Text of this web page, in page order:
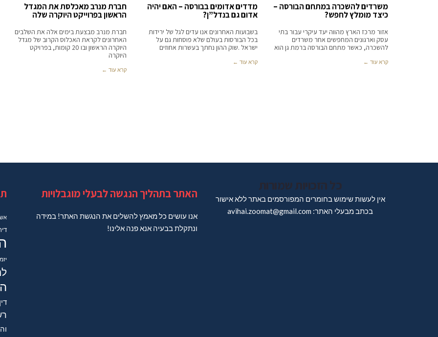
משרדים להשכרה במתחם הבורסה –
כיצד מומלץ לחפש?
אזור מרכז הארץ מהווה יעד עיקרי עבור בתי
עסק וארגונים המחפשים אחר משרדים
להשכרה, כאשר מתחם הבורסה ברמת גן הוא
קרא עוד ←
מדדים אדומים בבורסה – האם יהיה
אדום גם בנדל”ן?
בשבועות האחרונים אנו עדים לגל של ירידות
בכל הבורסות בעולם שלא פוסחות גם על
ישראל .שוק ההון נחתך בעשרות אחוזים
קרא עוד ←
חברת מנרב מאכלסת את המגדל
הראשון בפרוייקט היוקרה שלה
חברת מנרב מבצעת בימים אלה את השלבים
האחרונים לקראת האכלוס הקרוב של מגדל
היוקרה הראשון ובו 20 קומות, בפרויקט
היוקרה
קרא עוד ←
כל הזכויות שמורות
אין לעשות שימוש בחומרים המפורסמים באתר ללא אישור
בכתב מבעלי האתר: avihai.zoomat@gmail.com
האתר בתהליך הנגשה לבעלי מוגבלויות
אנו עושים כל מאמץ להשלים את הנגשת האתר! במידה
ונתקלת בבעיה אנא פנה אלינו!
דין